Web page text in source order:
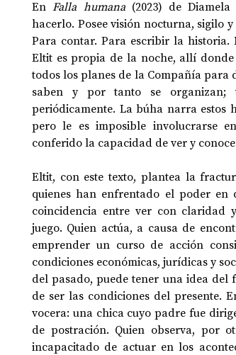
ANTROPOLOGÍA
CIENCIA Y TECNOLOGÍA
En Falla humana (2023) de
hacerlo. Posee visión nocturna, sigilo
Para contar. Para escribir la
Eltit es propia de la noche, allí
todos los planes de la Compañía
saben y por tanto se organizan;
periódicamente. La búha narra estos
pero le es imposible involucrarse
conferido la capacidad de ver y
Eltit, con este texto, plantea la
quienes han enfrentado el poder
coincidencia entre ver con claridad
juego. Quien actúa, a causa de
emprender un curso de acción
condiciones económicas, jurídicas y
del pasado, puede tener una idea
de ser las condiciones del presente.
vocera: una chica cuyo padre fue
de postración. Quien observa, por
incapacitado de actuar en los